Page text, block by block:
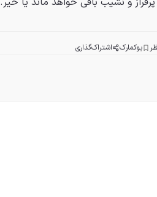
بوکمارک اشتراک‌گذاری